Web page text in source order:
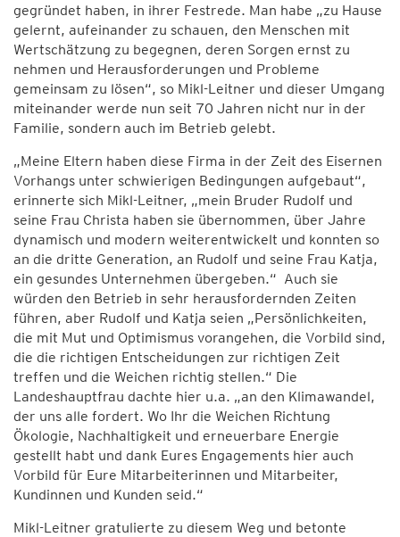
gegründet haben, in ihrer Festrede. Man habe „zu Hause
gelernt, aufeinander zu schauen, den Menschen mit
Wertschätzung zu begegnen, deren Sorgen ernst zu
nehmen und Herausforderungen und Probleme
gemeinsam zu lösen“, so Mikl-Leitner und dieser Umgang
miteinander werde nun seit 70 Jahren nicht nur in der
Familie, sondern auch im Betrieb gelebt.
„Meine Eltern haben diese Firma in der Zeit des Eisernen
Vorhangs unter schwierigen Bedingungen aufgebaut“,
erinnerte sich Mikl-Leitner, „mein Bruder Rudolf und
seine Frau Christa haben sie übernommen, über Jahre
dynamisch und modern weiterentwickelt und konnten so
an die dritte Generation, an Rudolf und seine Frau Katja,
ein gesundes Unternehmen übergeben.“ Auch sie
würden den Betrieb in sehr herausfordernden Zeiten
führen, aber Rudolf und Katja seien „Persönlichkeiten,
die mit Mut und Optimismus vorangehen, die Vorbild sind,
die die richtigen Entscheidungen zur richtigen Zeit
treffen und die Weichen richtig stellen.“ Die
Landeshauptfrau dachte hier u.a. „an den Klimawandel,
der uns alle fordert. Wo Ihr die Weichen Richtung
Ökologie, Nachhaltigkeit und erneuerbare Energie
gestellt habt und dank Eures Engagements hier auch
Vorbild für Eure Mitarbeiterinnen und Mitarbeiter,
Kundinnen und Kunden seid.“
Mikl-Leitner gratulierte zu diesem Weg und betonte